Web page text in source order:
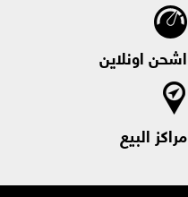
اشحن اونلاين
مراكز البيع